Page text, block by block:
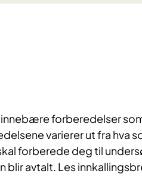
innebære forberedelser
varierer ut fra hva
forberede deg til
blir avtalt. Les